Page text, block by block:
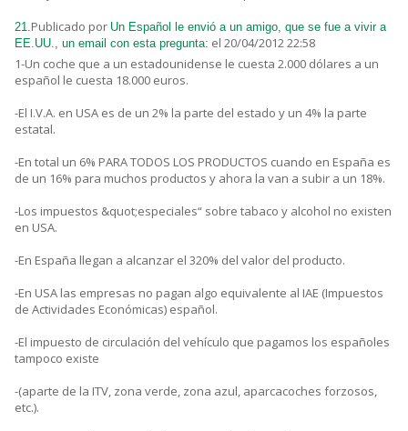
21.Publicado por Un Español le envió a un amigo, que se fue a vivir a
EE.UU., un email con esta pregunta: el 20/04/2012 22:58
1-Un coche que a un estadounidense le cuesta 2.000 dólares a un
español le cuesta 18.000 euros.
-El I.V.A. en USA es de un 2% la parte del estado y un 4% la parte
estatal.
-En total un 6% PARA TODOS LOS PRODUCTOS cuando en España es
de un 16% para muchos productos y ahora la van a subir a un 18%.
-Los impuestos &quot;especiales“ sobre tabaco y alcohol no existen
en USA.
-En España llegan a alcanzar el 320% del valor del producto.
-En USA las empresas no pagan algo equivalente al IAE (Impuestos
de Actividades Económicas) español.
-El impuesto de circulación del vehículo que pagamos los españoles
tampoco existe
-(aparte de la ITV, zona verde, zona azul, aparcacoches forzosos,
etc.).